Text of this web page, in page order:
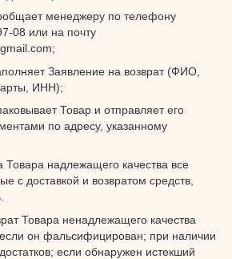
менеджеру по телефону
08 или на почту
Заявление на возврат (ФИО,
ИНН);
Товар и отправляет его
по адресу, указанному
Товара надлежащего качества все
с доставкой и возвратом средств,
Товара ненадлежащего качества
он фальсифицирован; при наличии
если обнаружен истекший